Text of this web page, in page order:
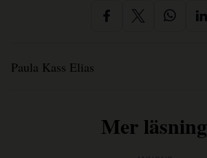
Paula Kass Elias
Mer läsning